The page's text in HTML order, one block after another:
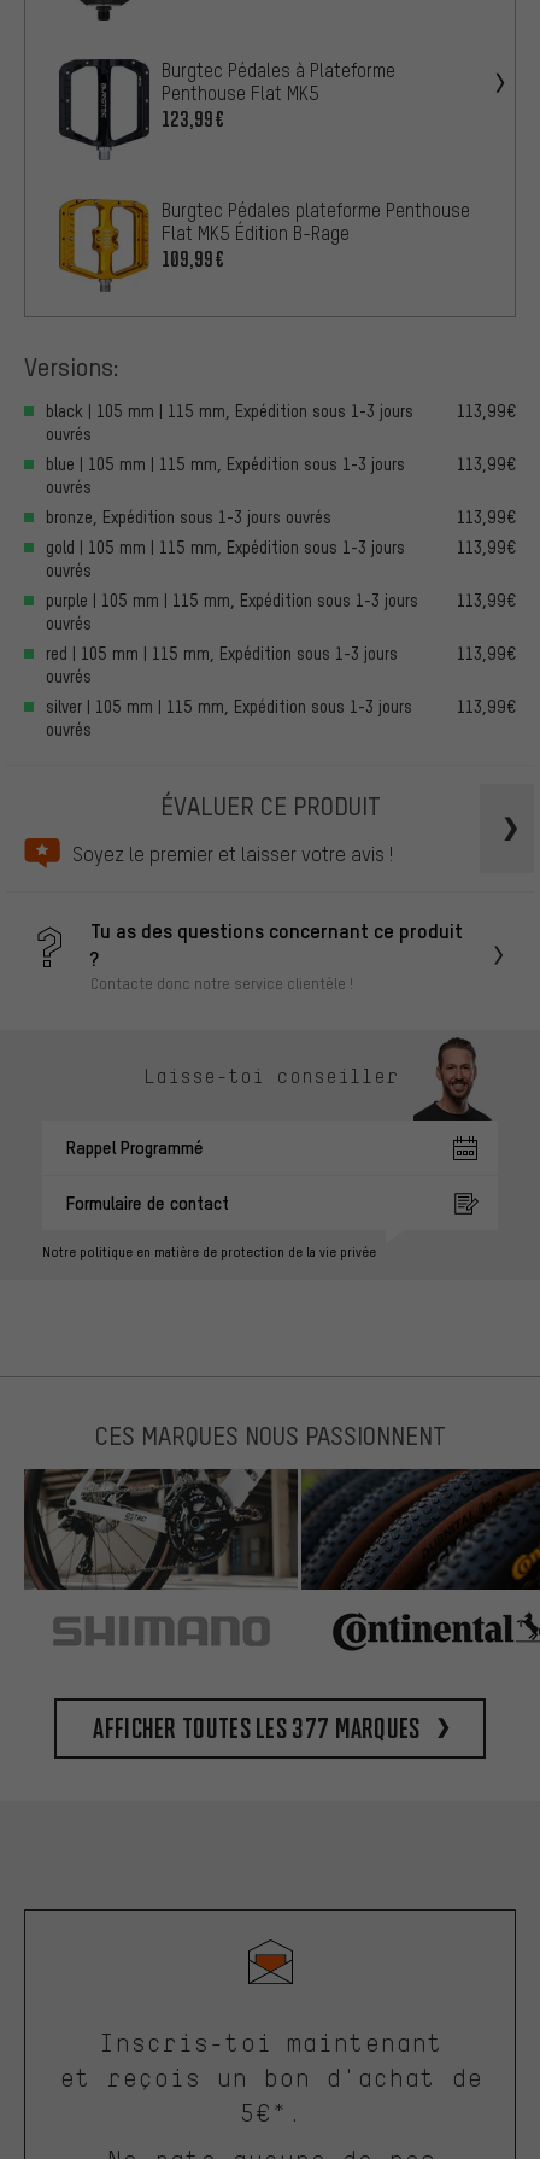
Burgtec Pédales à Plateforme
Penthouse Flat MK5
123,99€
Burgtec Pédales plateforme Penthouse
Flat MK5 Édition B-Rage
109,99€
Versions:
black | 105 mm | 115 mm, Expédition sous 1-3 jours
ouvrés
113,99€
blue | 105 mm | 115 mm, Expédition sous 1-3 jours
ouvrés
113,99€
bronze, Expédition sous 1-3 jours ouvrés
113,99€
gold | 105 mm | 115 mm, Expédition sous 1-3 jours
ouvrés
113,99€
purple | 105 mm | 115 mm, Expédition sous 1-3 jours
ouvrés
113,99€
red | 105 mm | 115 mm, Expédition sous 1-3 jours
ouvrés
113,99€
silver | 105 mm | 115 mm, Expédition sous 1-3 jours
ouvrés
113,99€
ÉVALUER CE PRODUIT
Soyez le premier et laisser votre avis !
Tu as des questions concernant ce produit
?
Contacte donc notre service clientèle !
Laisse-toi conseiller
Rappel Programmé
Formulaire de contact
Notre politique en matière de protection de la vie privée
CES MARQUES NOUS PASSIONNENT
Afficher toutes les 377 marques
Inscris-toi maintenant
et reçois un bon d'achat de
5€*.